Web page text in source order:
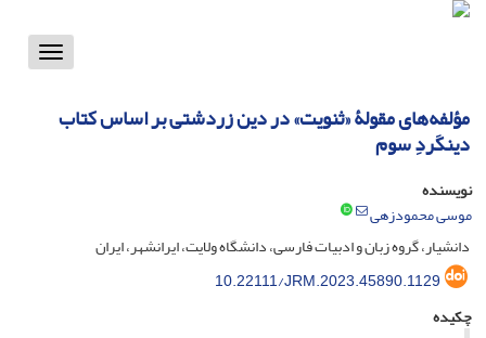
Toggle
مؤلفه‌های مقولۀ «ثنویت» در دین زردشتی بر اساس کتاب
دینکَردِ سوم
نویسنده
موسی محمودزهی
دانشیار، گروه زبان و ادبیات فارسی، دانشگاه ولایت، ایرانشهر، ایران
10.22111/JRM.2023.45890.1129
چکیده